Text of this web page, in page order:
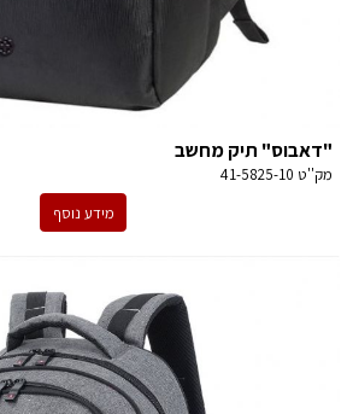
"דאבוס" תיק מחשב
מק''ט 41-5825-10
מידע נוסף